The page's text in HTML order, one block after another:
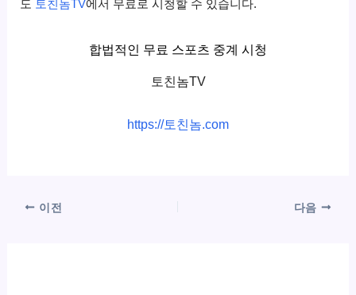
도 토친놈TV에서 무료로 시청할 수 있습니다.
합법적인 무료 스포츠 중계 시청
토친놈TV
https://토친놈.com
이전 다음